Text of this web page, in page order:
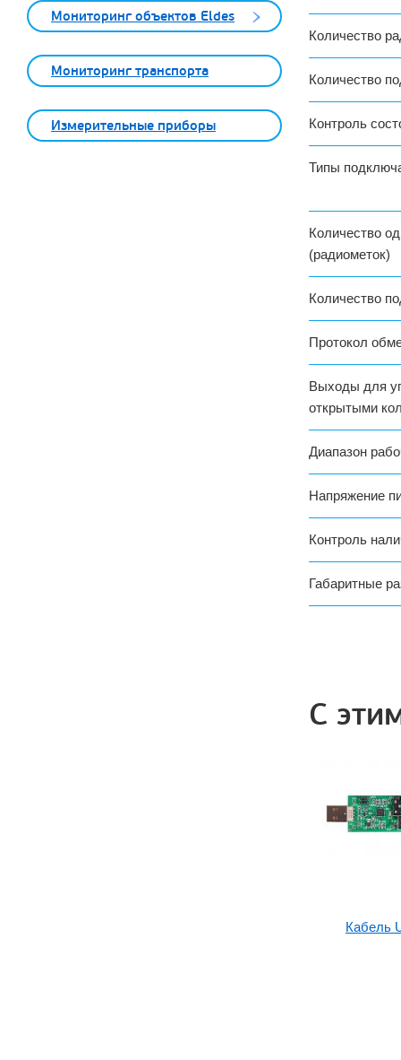
Мониторинг объектов Eldes
Мониторинг транспорта
Измерительные приборы
Количество
Количество
Контроль
Типы
Количество
(радиометок)
Количество
Протокол
Выходы для
открытыми
Диапазон
Напряжение
Контроль
Габаритные
С
Кабель